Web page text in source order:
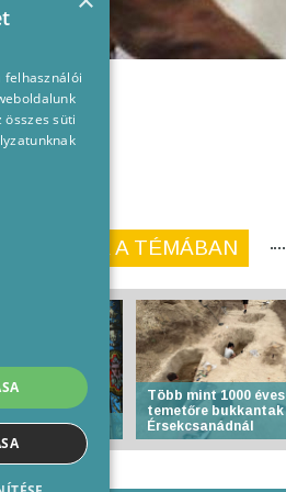
CIKKEINK A TÉMÁBAN
hírek
Több mint 1000 éves
temetőre bukkantak
Érsekcsanádnál
felhasználói
összes süti